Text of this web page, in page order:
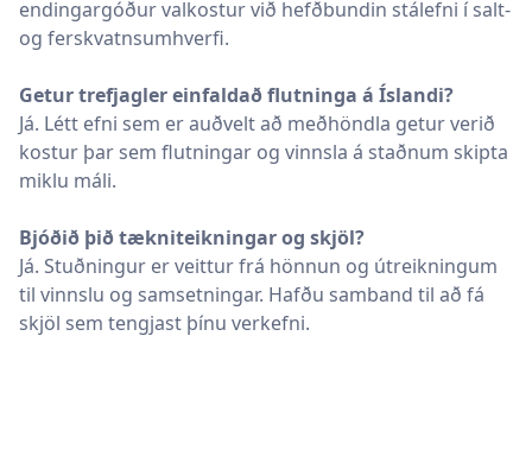
endingargóður valkostur við hefðbundin stál­efni í salt-
og ferskvatnsumhverfi.
Getur trefjagler einfaldað flutninga á Íslandi?
Já. Létt efni sem er auðvelt að meðhöndla getur verið
kostur þar sem flutningar og vinnsla á staðnum skipta
miklu máli.
Bjóðið þið tækniteikningar og skjöl?
Já. Stuðningur er veittur frá hönnun og útreikningum
til vinnslu og samsetningar. Hafðu samband til að fá
skjöl sem tengjast þínu verkefni.